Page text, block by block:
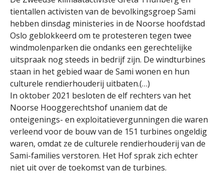
tientallen activisten van de bevolkingsgroep Sami
hebben dinsdag ministeries in de Noorse hoofdstad
Oslo geblokkeerd om te protesteren tegen twee
windmolenparken die ondanks een gerechtelijke
uitspraak nog steeds in bedrijf zijn. De windturbines
staan in het gebied waar de Sami wonen en hun
culturele rendierhouderij uitbaten.(…)
In oktober 2021 besloten de elf rechters van het
Noorse Hooggerechtshof unaniem dat de
onteigenings- en exploitatievergunningen die waren
verleend voor de bouw van de 151 turbines ongeldig
waren, omdat ze de culturele rendierhouderij van de
Sami-families verstoren. Het Hof sprak zich echter
niet uit over de toekomst van de turbines.